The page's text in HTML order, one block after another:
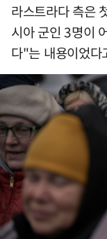
라스트라다 측은
시아 군인 3명이
다"는 내용이었다